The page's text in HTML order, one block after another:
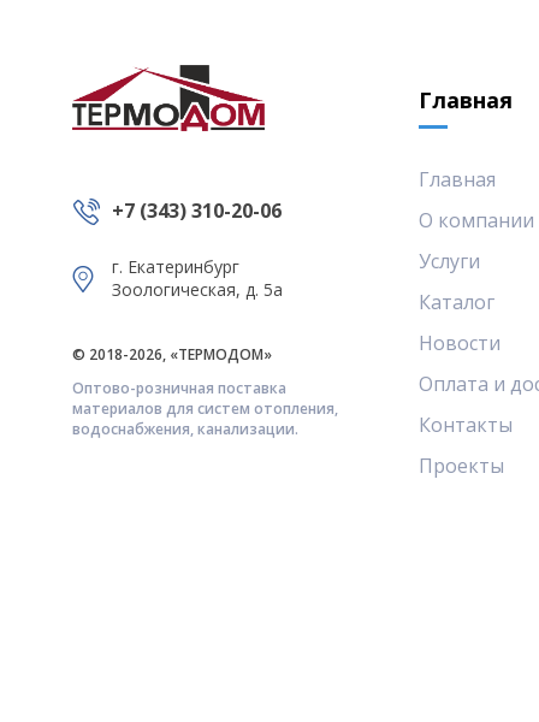
Главная
+7 (343) 310-20-06
г. Екатеринбург
Зоологическая, д. 5а
© 2018-2026, «ТЕРМОДОМ»
Оптово-розничная поставка
материалов для систем отопления,
водоснабжения, канализации.
Главная
О компании
Услуги
Каталог
Новости
Оплата и
Контакты
Проекты